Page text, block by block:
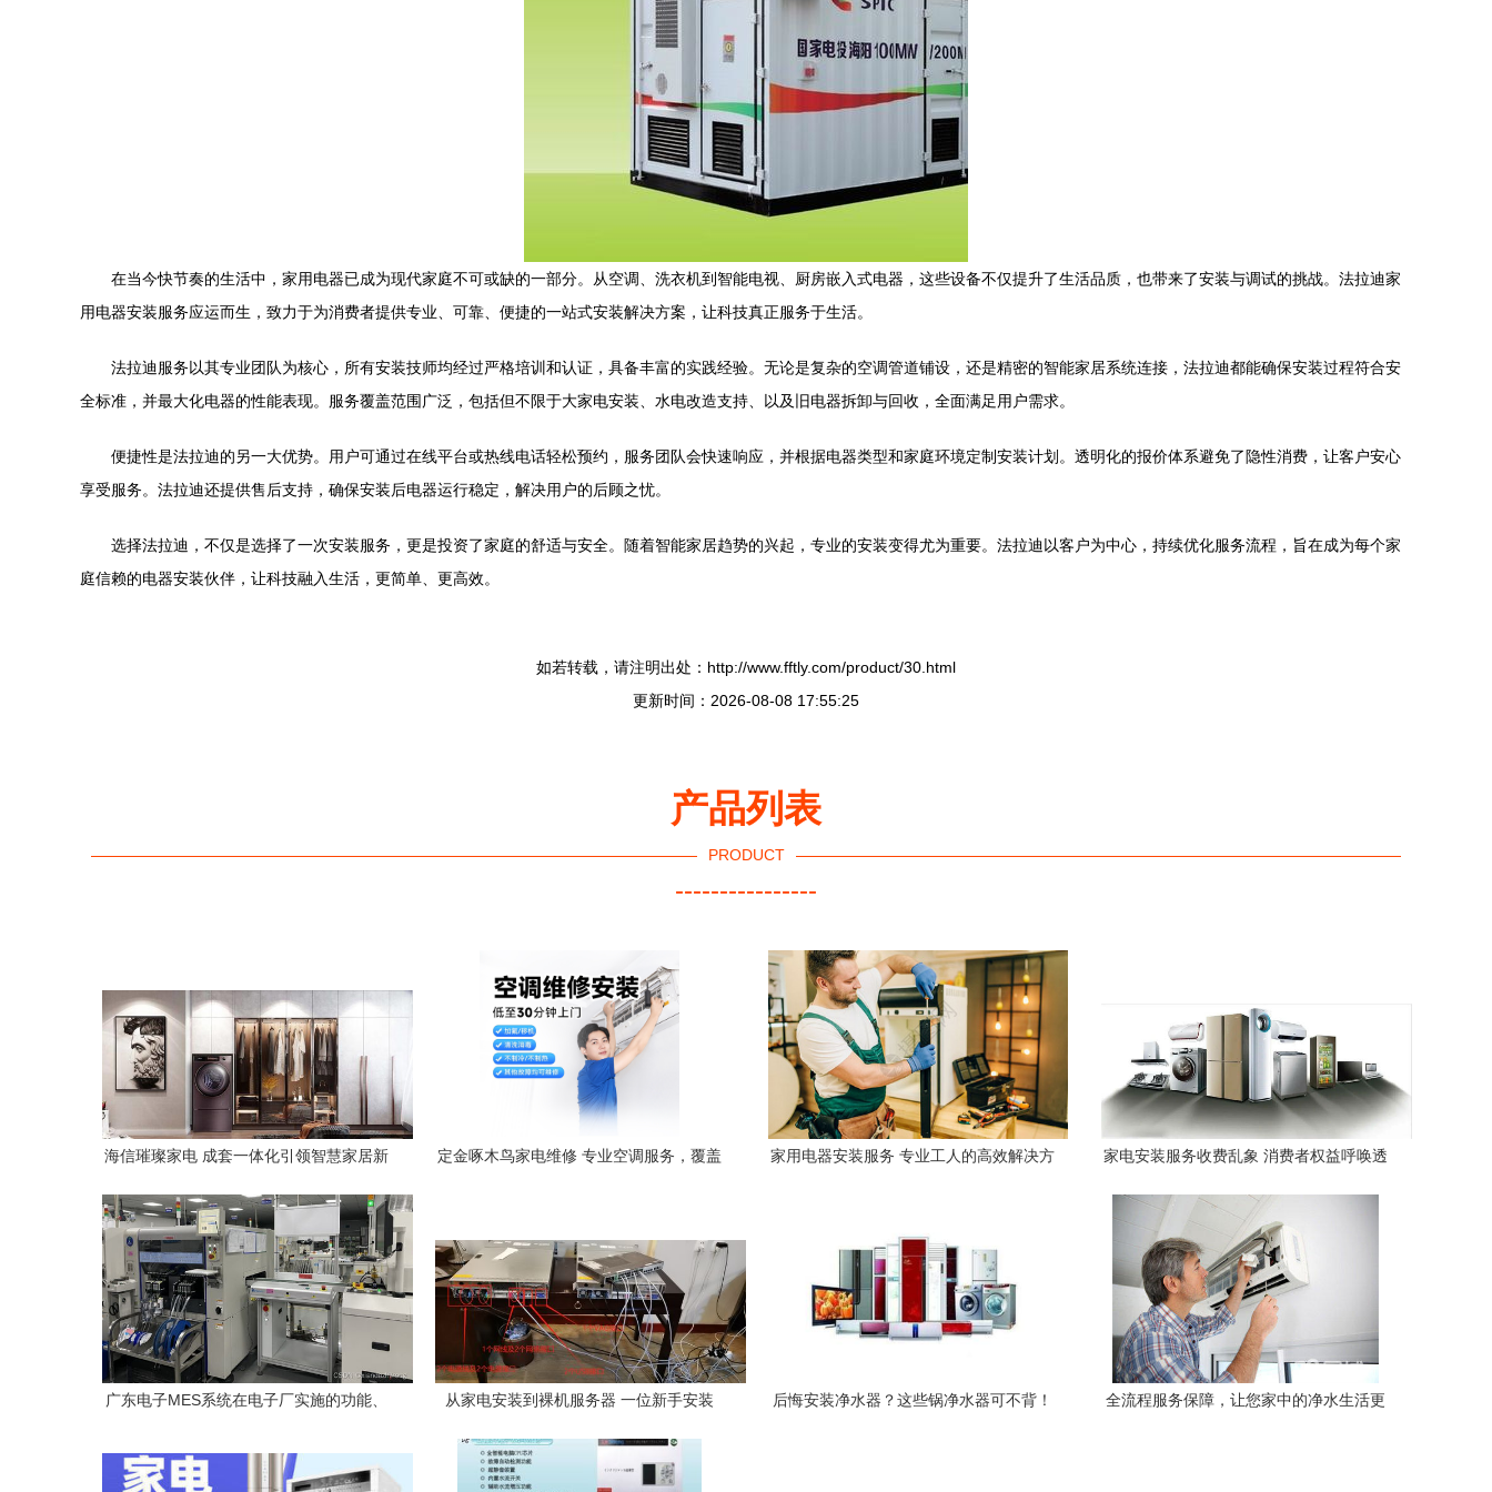
在当今快节奏的生活中，家用电器已成为现代家庭不可或缺的一部分。从空调、洗衣机到智能电视、厨房嵌入式电器，这些设备不仅提升了生活品质，也带来了安装与调试的挑战。法拉迪家
用电器安装服务应运而生，致力于为消费者提供专业、可靠、便捷的一站式安装解决方案，让科技真正服务于生活。
法拉迪服务以其专业团队为核心，所有安装技师均经过严格培训和认证，具备丰富的实践经验。无论是复杂的空调管道铺设，还是精密的智能家居系统连接，法拉迪都能确保安装过程符合安
全标准，并最大化电器的性能表现。服务覆盖范围广泛，包括但不限于大家电安装、水电改造支持、以及旧电器拆卸与回收，全面满足用户需求。
便捷性是法拉迪的另一大优势。用户可通过在线平台或热线电话轻松预约，服务团队会快速响应，并根据电器类型和家庭环境定制安装计划。透明化的报价体系避免了隐性消费，让客户安心
享受服务。法拉迪还提供售后支持，确保安装后电器运行稳定，解决用户的后顾之忧。
选择法拉迪，不仅是选择了一次安装服务，更是投资了家庭的舒适与安全。随着智能家居趋势的兴起，专业的安装变得尤为重要。法拉迪以客户为中心，持续优化服务流程，旨在成为每个家
庭信赖的电器安装伙伴，让科技融入生活，更简单、更高效。
如若转载，请注明出处：http://www.fftly.com/product/30.html
更新时间：2026-08-08 17:55:25
产品列表
PRODUCT
----------------
海信璀璨家电 成套一体化引领智慧家居新
定金啄木鸟家电维修 专业空调服务，覆盖
家用电器安装服务 专业工人的高效解决方
家电安装服务收费乱象 消费者权益呼唤透
广东电子MES系统在电子厂实施的功能、
从家电安装到裸机服务器 一位新手安装
后悔安装净水器？这些锅净水器可不背！
全流程服务保障，让您家中的净水生活更